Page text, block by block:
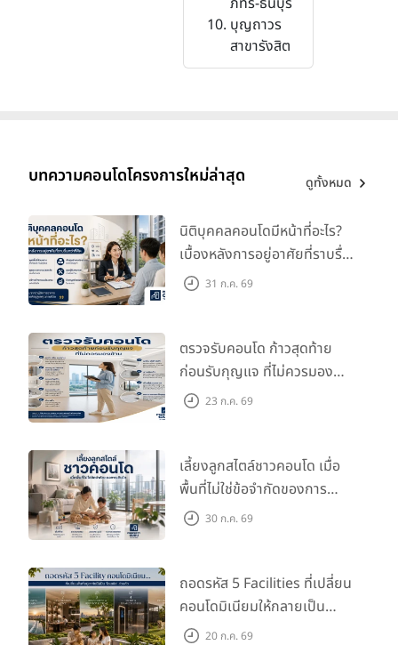
บุญถาวร
สาขารังสิต
บทความคอนโดโครงการใหม่ล่าสุด ดูทั้งหมด
นิติบุคคลคอนโดมีหน้าที่อะไร?
เบื้องหลังการอยู่อาศัยที่ราบรื่น
กว่าที่คิด31 ก.ค. 69
ตรวจรับคอนโด ก้าวสุดท้าย
ก่อนรับกุญแจ ที่ไม่ควรมอง
ข้าม 23 ก.ค. 69
เลี้ยงลูกสไตล์ชาวคอนโด เมื่อ
พื้นที่ไม่ใช่ข้อจำกัดของการ
เติบโต30 ก.ค. 69
ถอดรหัส 5 Facilities ที่เปลี่ยน
คอนโดมิเนียมให้กลายเป็น
‘โอเอซิส’ ส่วนตัวกลางเมือง
20 ก.ค. 69